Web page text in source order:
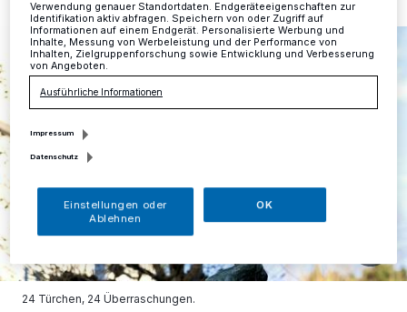
24 Türchen, 24 Überraschungen.
Verwendung genauer Standortdaten. Endgeräteeigenschaften zur
Identifikation aktiv abfragen. Speichern von oder Zugriff auf
Informationen auf einem Endgerät. Personalisierte Werbung und
Inhalte, Messung von Werbeleistung und der Performance von
Inhalten, Zielgruppenforschung sowie Entwicklung und Verbesserung
von Angeboten.
Ausführliche Informationen
Impressum
Datenschutz
Einstellungen oder
Ablehnen
OK